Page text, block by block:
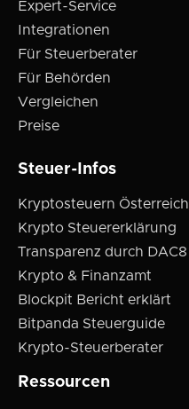
Expert-Service
Integrationen
Für Steuerberater
Für Behörden
Vergleichen
Preise
Steuer-Infos
Kryptosteuern Österreich
Krypto Steuererklärung
Transparenz durch DAC8
Krypto & Finanzamt
Blockpit Bericht erklärt
Bitpanda Steuerguide
Krypto-Steuerberater
Ressourcen